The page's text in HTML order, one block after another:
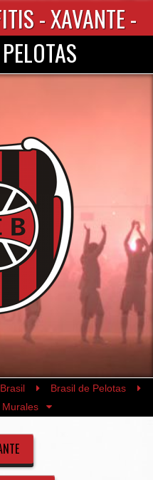
- XAVANTE -
Brasil
Brasil de Pelotas
Murales